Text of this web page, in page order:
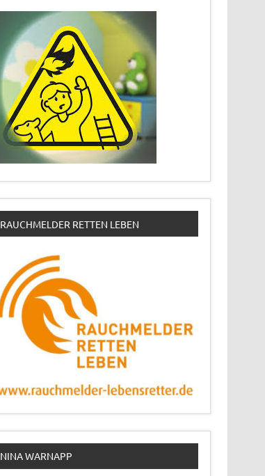
RAUCHMELDER RETTEN LEBEN
NINA WARNAPP